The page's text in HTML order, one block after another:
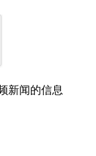
新闻的信息